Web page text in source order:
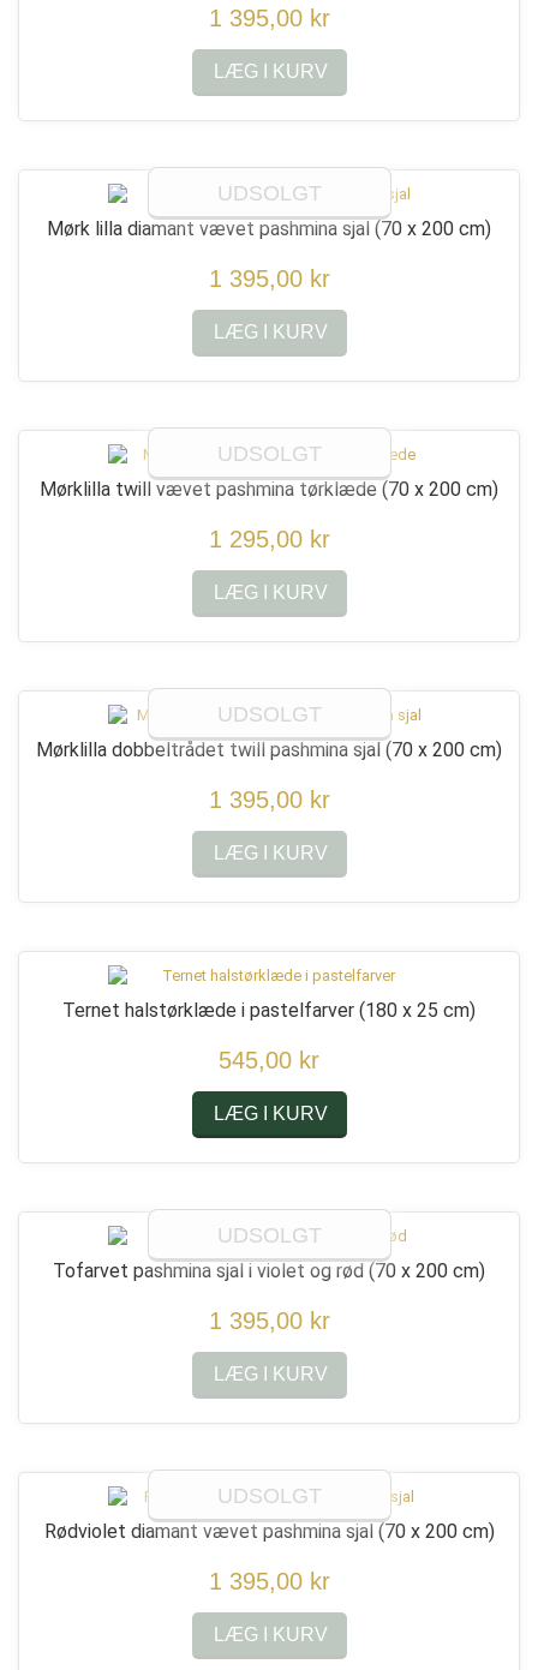
1 395,00 kr
LÆG I KURV
UDSOLGT
Mørk lilla diamant vævet pashmina sjal (70 x 200 cm)
1 395,00 kr
LÆG I KURV
UDSOLGT
Mørklilla twill vævet pashmina tørklæde (70 x 200 cm)
1 295,00 kr
LÆG I KURV
UDSOLGT
Mørklilla dobbeltrådet twill pashmina sjal (70 x 200 cm)
1 395,00 kr
LÆG I KURV
Ternet halstørklæde i pastelfarver (180 x 25 cm)
545,00 kr
LÆG I KURV
UDSOLGT
Tofarvet pashmina sjal i violet og rød (70 x 200 cm)
1 395,00 kr
LÆG I KURV
UDSOLGT
Rødviolet diamant vævet pashmina sjal (70 x 200 cm)
1 395,00 kr
LÆG I KURV